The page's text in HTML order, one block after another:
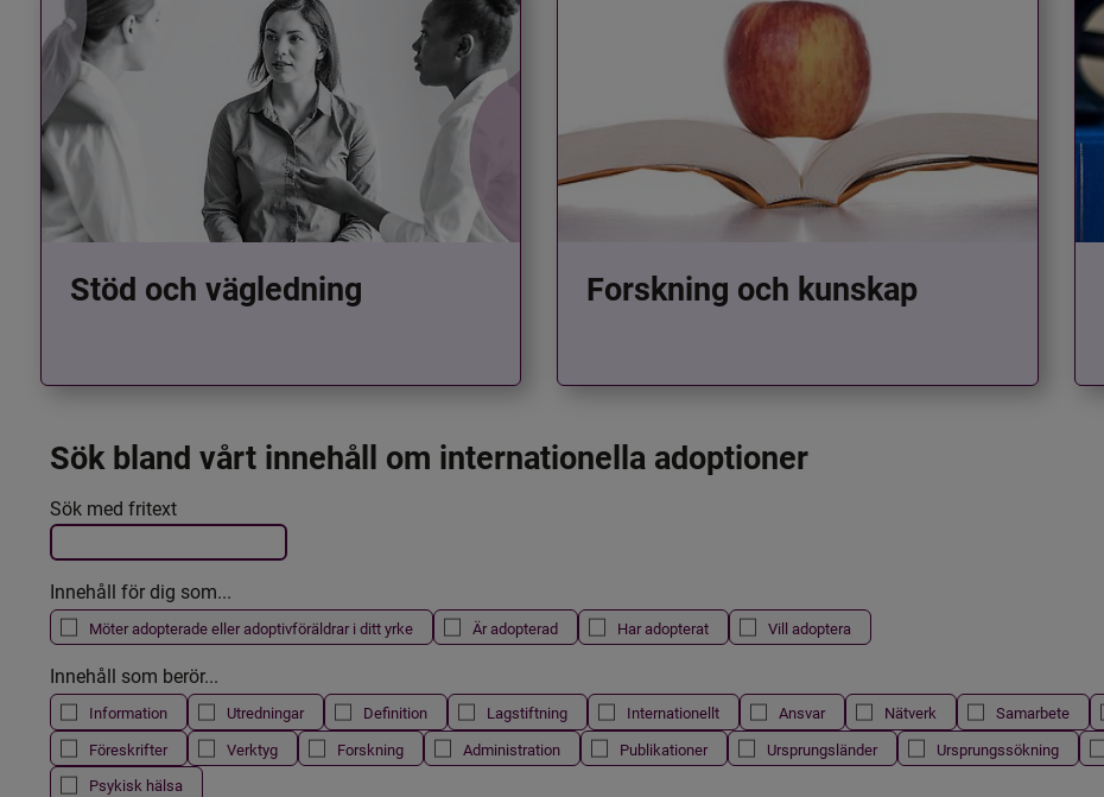
Stöd och vägledning Forskning och kunskap
Sök bland vårt innehåll om internationella adoptioner
Filtrera resultatet
Det här formuläret postas automatiskt
Sök med fritext
Innehåll för dig som...
Möter adopterade eller adoptivföräldrar i ditt yrke Är adopterad Har adopterat Vill adoptera
Innehåll som berör...
Information Utredningar Definition Lagstiftning Internationellt Ansvar Nätverk Samarbete
Föreskrifter
Verktyg Forskning Administration Publikationer Ursprungsländer Ursprungssökning
Psykisk hälsa